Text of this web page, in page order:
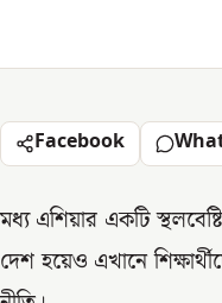
Facebook
মধ্য এশিয়ার একটি
দেশ হয়েও এখানে